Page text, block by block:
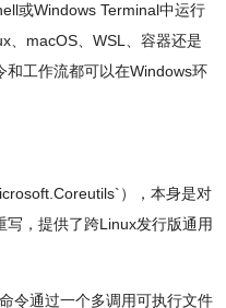
或Windows Terminal中运行
、macOS、WSL、容器还是
和工作流都可以在Windows环
），本身是对
，提供了跨Linux发行版通用
令通过一个多调用可执行文件